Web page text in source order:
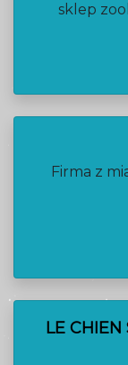
sklep
Firma z
LE